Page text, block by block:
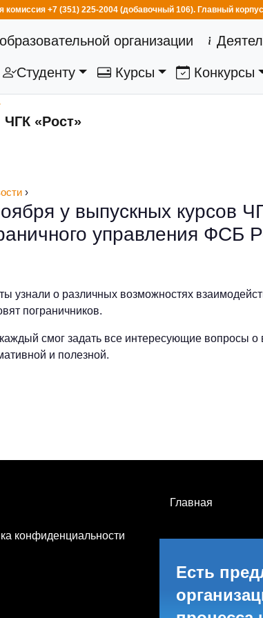
комиссия +7 (351) 225-2004 (добавочный 106). Главный
организации (current)
Студенту Курсы Конкурсы
ЧГК «Рост»
›
у выпускных курсов
управления ФСБ
узнали о различных возможностях
пограничников.
смог задать все интересующие вопросы
и полезной.
конфиденциальности
Главная
Есть